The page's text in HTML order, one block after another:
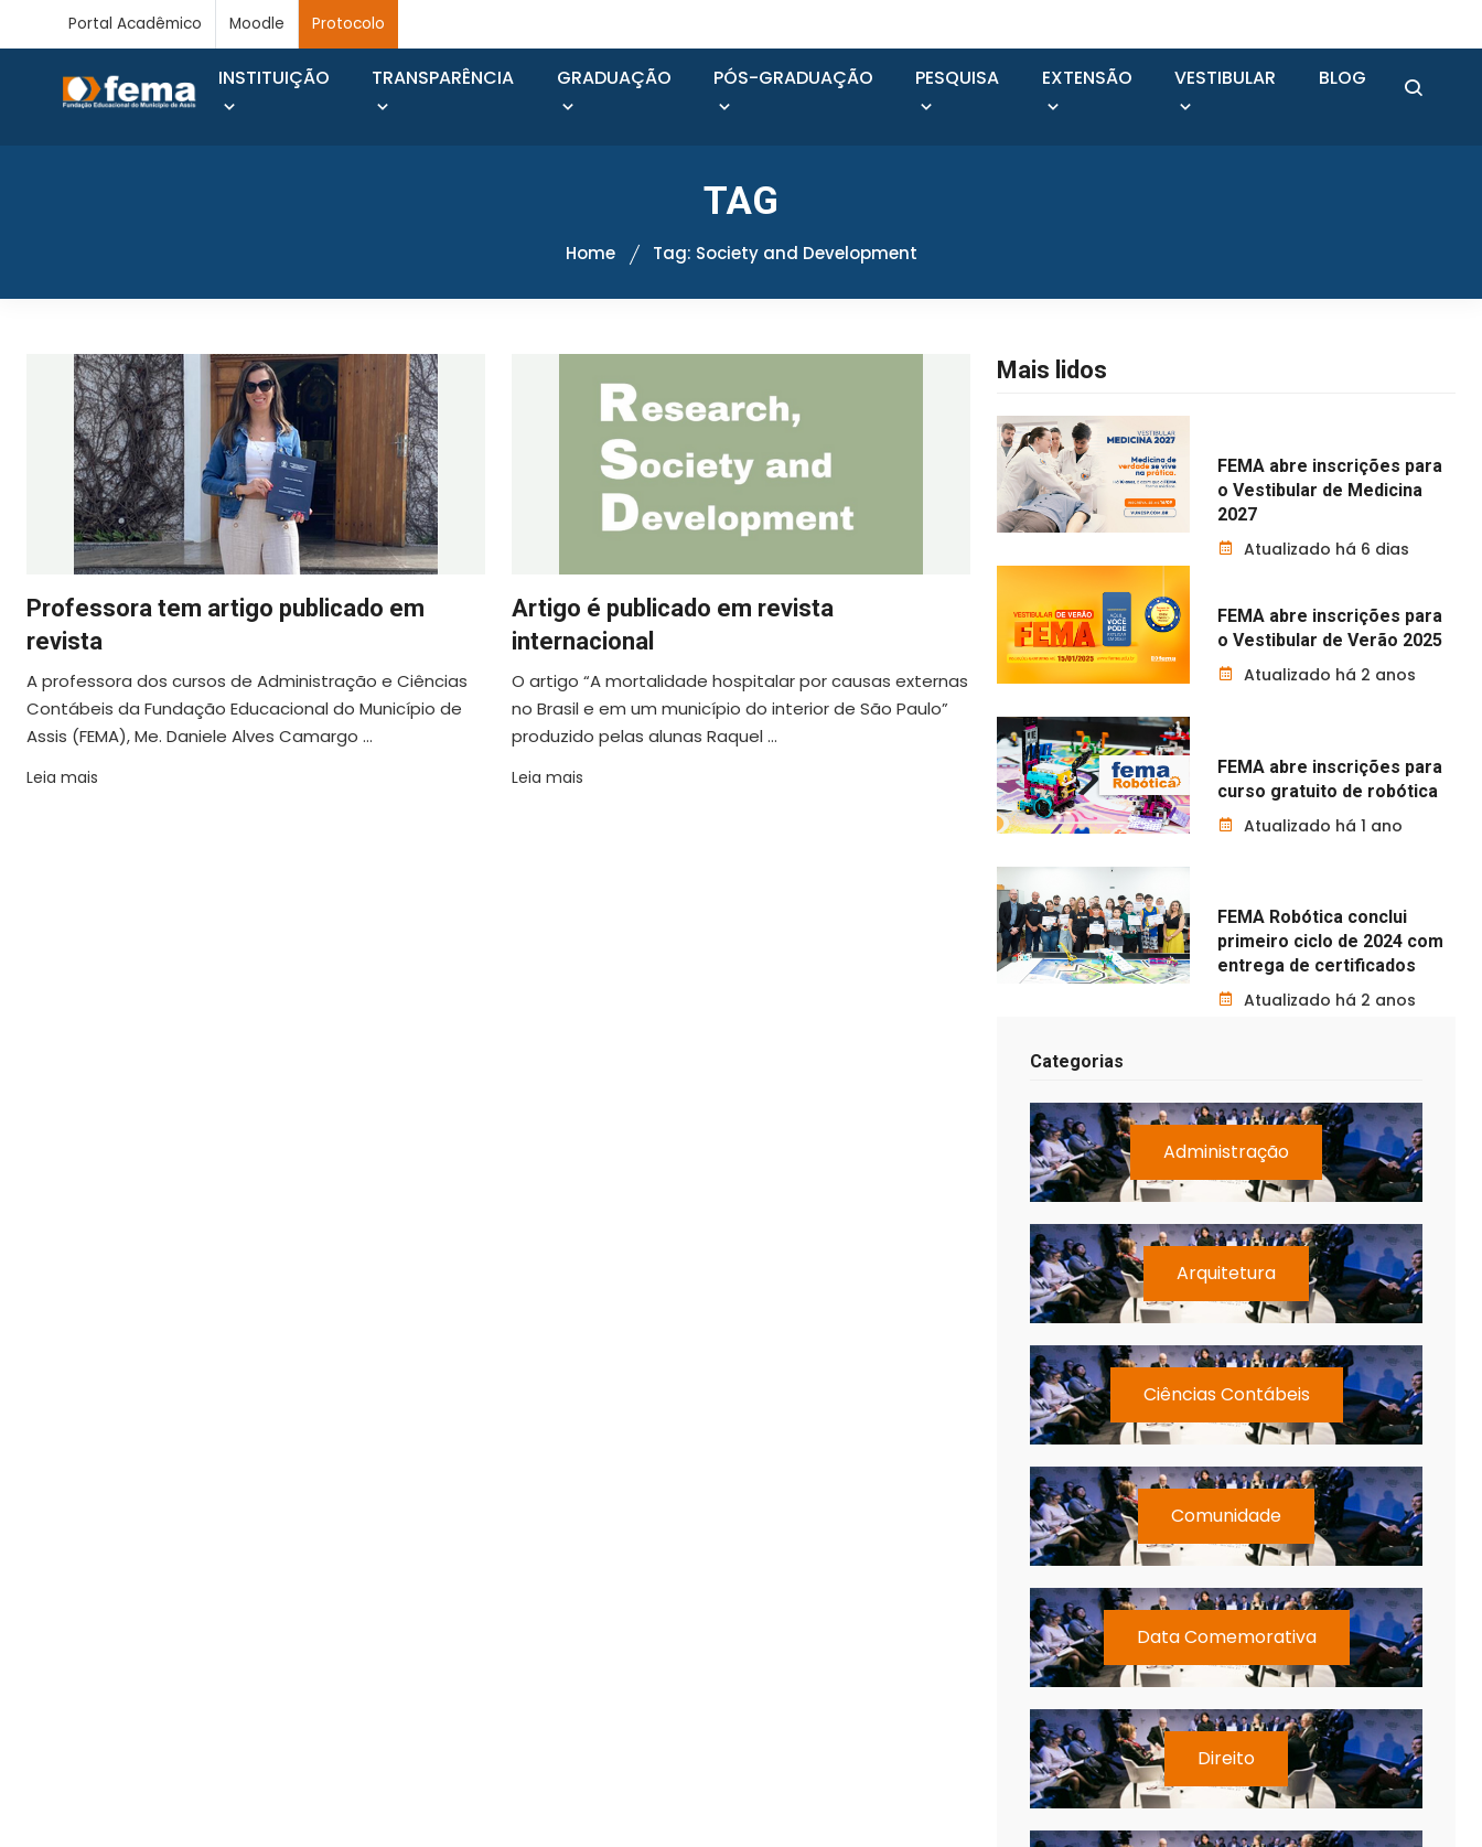
Portal Acadêmico Moodle Protocolo
INSTITUIÇÃO TRANSPARÊNCIA GRADUAÇÃO PÓS-GRADUAÇÃO PESQUISA EXTENSÃO VESTIBULAR BLOG
TAG
Home Tag: Society and Development
Professora tem artigo publicado em
revista
A professora dos cursos de Administração e Ciências
Contábeis da Fundação Educacional do Município de
Assis (FEMA), Me. Daniele Alves Camargo ...
Leia mais
Artigo é publicado em revista
internacional
O artigo “A mortalidade hospitalar por causas externas
no Brasil e em um município do interior de São Paulo”
produzido pelas alunas Raquel ...
Leia mais
Mais lidos
FEMA abre inscrições para
o Vestibular de Medicina
2027
Atualizado há 6 dias
FEMA abre inscrições para
o Vestibular de Verão 2025
Atualizado há 2 anos
FEMA abre inscrições para
curso gratuito de robótica
Atualizado há 1 ano
FEMA Robótica conclui
primeiro ciclo de 2024 com
entrega de certificados
Atualizado há 2 anos
Categorias
Administração
Arquitetura
Ciências Contábeis
Comunidade
Data Comemorativa
Direito